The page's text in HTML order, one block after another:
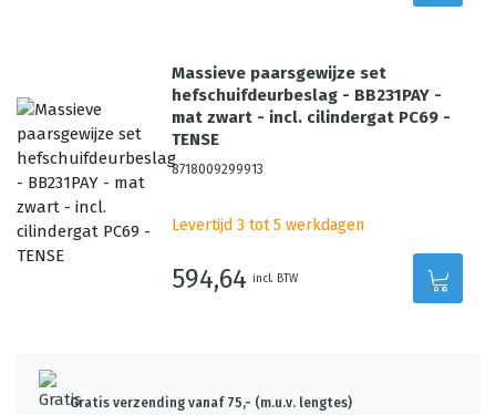
Massieve paarsgewijze set
hefschuifdeurbeslag - BB231PAY -
mat zwart - incl. cilindergat PC69 -
TENSE
8718009299913
Levertijd 3 tot 5 werkdagen
594,64 incl. BTW
Gratis verzending vanaf 75,- (m.u.v. lengtes)